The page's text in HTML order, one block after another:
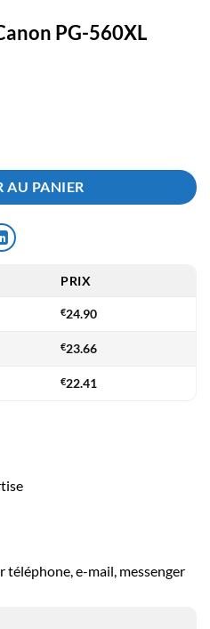
PG-560XL
PG-560XL Black - Compatible
AU PANIER
PRIX
€24.90
€23.66
€22.41
téléphone, e-mail, messenger